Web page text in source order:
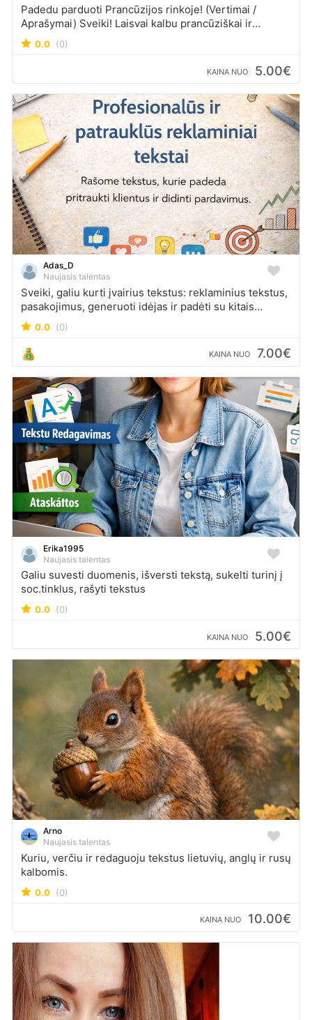
Padedu parduoti Prancūzijos rinkoje! (Vertimai /
Aprašymai) Sveiki! Laisvai kalbu prancūziškai ir
padedu verslams bei privatiems pardavėjams
sėkmingai žengti į Prancūzijos rinką. Kuo galiu būti
naudinga: Produktų aprašymai: Profesionaliai išverčiu
ir lokalizuoju tekstus (ne „Google Translate“!), kad jie
skatintų pirkti. Aktyvi komunikacija: Padedu
susirašinėti su pirkėjais prancūzais, atsakau į
klausimus ir padedu derėtis. Lokalizavimas: Pritaikau
jūsų prekių aprašymus prancūzakalbei auditorijai, kad
būtumėte lengviau randami. Dirbu greitai, atsakingai ir
lanksčiai – nuo vienkartinių skelbimų iki ilgalaikio
bendradarbiavimo. 📩 Susisiekite asmenine žinute ir
padėsiu Jūsų prekėms pasiekti Prancūzijos pirkėją!
0.0 (0)
KAINA NUO 5.00€
Adas_D
Naujasis talentas
Sveiki, galiu kurti įvairius tekstus: reklaminius tekstus,
pasakojimus, generuoti idėjas ir padėti su kitais
rašymo darbais.
0.0 (0)
KAINA NUO 7.00€
Erika1995
Naujasis talentas
Galiu suvesti duomenis, išversti tekstą, sukelti turinį į
soc.tinklus, rašyti tekstus
0.0 (0)
KAINA NUO 5.00€
Arno
Naujasis talentas
Kuriu, verčiu ir redaguoju tekstus lietuvių, anglų ir rusų
kalbomis.
0.0 (0)
KAINA NUO 10.00€